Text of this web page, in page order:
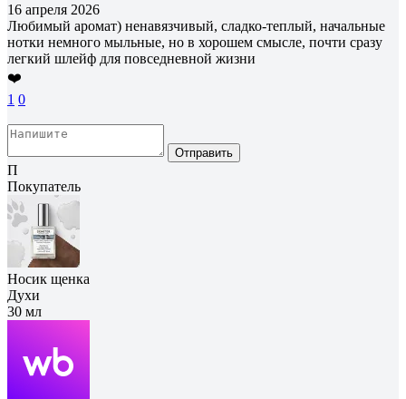
16 апреля 2026
Любимый аромат) ненавязчивый, сладко-теплый, начальные
нотки немного мыльные, но в хорошем смысле, почти сразу
легкий шлейф для повседневной жизни
❤️
1 0
Отправить
П
Покупатель
Носик щенка
Духи
30 мл